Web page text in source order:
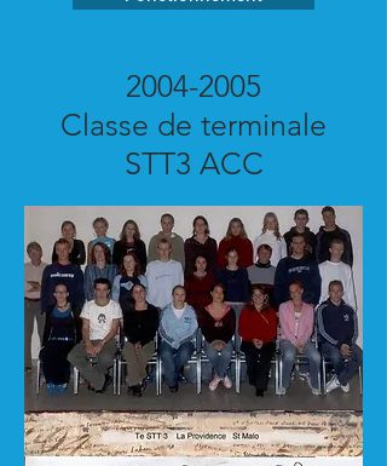
2004-2005
Classe de terminale
STT3 ACC